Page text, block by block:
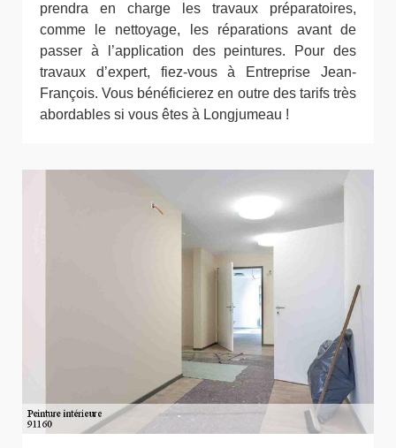
prendra en charge les travaux préparatoires,
comme le nettoyage, les réparations avant de
passer à l’application des peintures. Pour des
travaux d’expert, fiez-vous à Entreprise Jean-
François. Vous bénéficierez en outre des tarifs très
abordables si vous êtes à Longjumeau !